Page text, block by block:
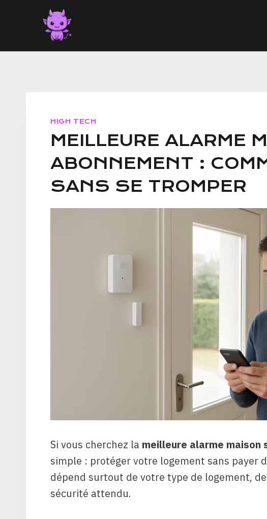
HIGH TECH
MEILLEURE ALARME
ABONNEMENT :
SANS SE TROMPER
Si vous cherchez la meilleure alarme maison
simple : protéger votre logement sans payer
dépend surtout de votre type de logement,
sécurité attendu.